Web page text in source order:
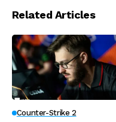
Related Articles
Counter-Strike 2